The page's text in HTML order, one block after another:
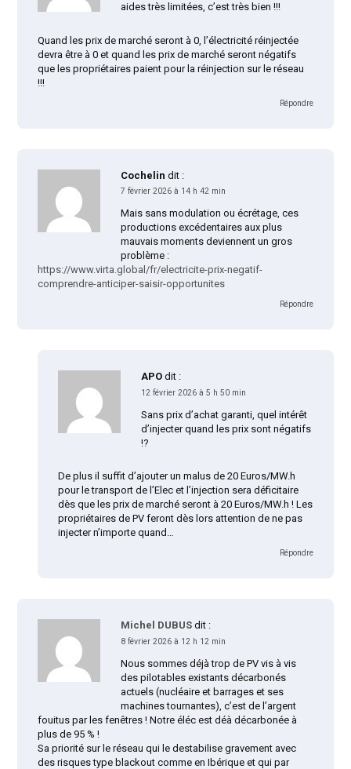
aides très limitées, c’est très bien !!!
Quand les prix de marché seront à 0, l’électricité réinjectée
devra être à 0 et quand les prix de marché seront négatifs
que les propriétaires paient pour la réinjection sur le réseau
!!!
Répondre
Cochelin dit :
7 février 2026 à 14 h 42 min
Mais sans modulation ou écrétage, ces
productions excédentaires aux plus
mauvais moments deviennent un gros
problème :
https://www.virta.global/fr/electricite-prix-negatif-
comprendre-anticiper-saisir-opportunites
Répondre
APO dit :
12 février 2026 à 5 h 50 min
Sans prix d’achat garanti, quel intérêt
d’injecter quand les prix sont négatifs
!?
De plus il suffit d’ajouter un malus de 20 Euros/MW.h
pour le transport de l’Elec et l’injection sera déficitaire
dès que les prix de marché seront à 20 Euros/MW.h ! Les
propriétaires de PV feront dès lors attention de ne pas
injecter n’importe quand…
Répondre
Michel DUBUS dit :
8 février 2026 à 12 h 12 min
Nous sommes déjà trop de PV vis à vis
des pilotables existants décarbonés
actuels (nucléaire et barrages et ses
machines tournantes), c’est de l’argent
fouitus par les fenêtres ! Notre éléc est déà décarbonée à
plus de 95 % !
Sa priorité sur le réseau qui le destabilise gravement avec
des risques type blackout comme en Ibérique et qui par